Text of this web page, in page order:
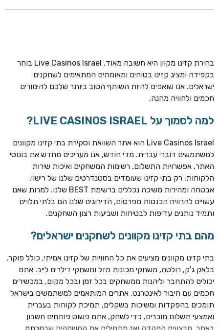
ROYSPINS
MEGAPARI
בונוס קבלת פנים: עד 125% בונוס עד €450 + 250 ספינים חינם
חבילת קבלת פנים: עד 280% בונוס עד €2,200 + 230 ספינים
בחירת קזינו מקוון היא חשובה מאוד. Live Casinos Israel בוחר
בקפידה ומציג קזינו בטוחים ומאומתים המתאימים לשחקנים
ישראלים. אנו שואפים להיות השותף הטוב ביותר שלכם להימורים
חכמים ולחוויה מהנה.
למה לסמוך על LIVE CASINOS ISRAEL?
Live Casinos Israel הוא אתר השוואת וסקירת בתי קזינו מקוונים
למשתמשים דוברי עברית. מדי חודש, אנו מעריכים מחדש את בונוסי
האתר, אפשרויות התשלום, רשימות המשחקים ואיכות שירות
הלקוחות. רק בתי קזינו שעומדים בסטנדרטים שלנו של רישוי,
אבטחה ומהירות משיכה נכללים ברשימת BEST שלנו. למרות שאנו
עשויים להרוויח הכנסות מפרסום, הדירוגים שלנו הם בלתי תלויים
ותמיד נותנים עדיפות לבטיחות ושביעות רצון השחקנים.
מהם בתי קזינו מקוונים לשחקנים ישראלים?
בתי קזינו מקוונים מציעים את כל החוויות של קזינו אמיתי, כולל פוקר,
בלאק ג'ק, רולטה, משחקי מכונות מזל ומשחקי דילרים לייב. אתם
יכולים להתחבר וליהנות ממשחקים בכל זמן ובכל מקום, במכשירים
חכמים עם חיבור לאינטרנט. אתרים המותאמים למשתמשים בישראל
תומכים בהפקדות ומשיכות בשקלים, תמיכת לקוחות בעברית
ואמצעי תשלום מוכרים. כדי לשחק, אתם פשוט פותחים חשבון